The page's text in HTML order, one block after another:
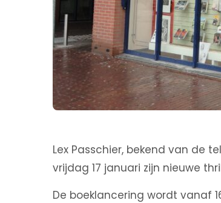
Lex Passchier, bekend van de
vrijdag 17 januari zijn nieuwe
De boeklancering wordt vanaf